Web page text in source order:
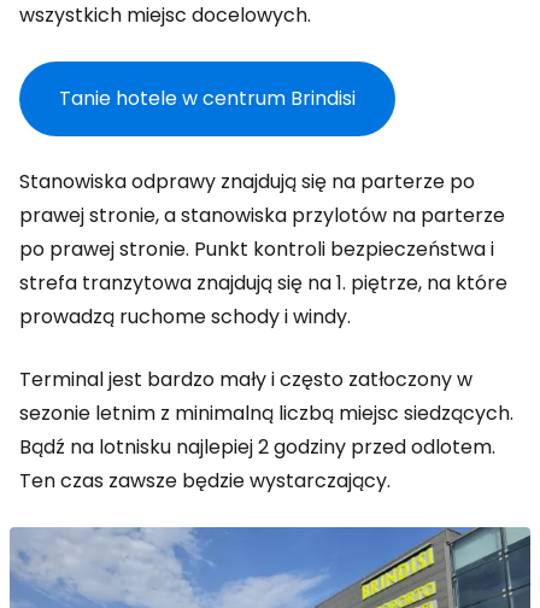
wszystkich miejsc docelowych.
Tanie hotele w centrum Brindisi
Stanowiska odprawy znajdują się na parterze po
prawej stronie, a stanowiska przylotów na parterze
po prawej stronie. Punkt kontroli bezpieczeństwa i
strefa tranzytowa znajdują się na 1. piętrze, na które
prowadzą ruchome schody i windy.
Terminal jest bardzo mały i często zatłoczony w
sezonie letnim z minimalną liczbą miejsc siedzących.
Bądź na lotnisku najlepiej 2 godziny przed odlotem.
Ten czas zawsze będzie wystarczający.